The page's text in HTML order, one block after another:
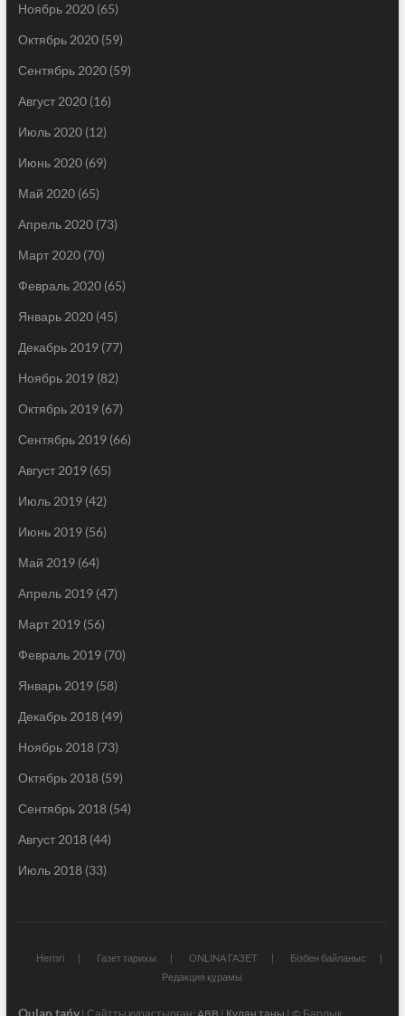
Ноябрь 2020(65)
Октябрь 2020(59)
Сентябрь 2020(59)
Август 2020(16)
Июль 2020(12)
Июнь 2020(69)
Май 2020(65)
Апрель 2020(73)
Март 2020(70)
Февраль 2020(65)
Январь 2020(45)
Декабрь 2019(77)
Ноябрь 2019(82)
Октябрь 2019(67)
Сентябрь 2019(66)
Август 2019(65)
Июль 2019(42)
Июнь 2019(56)
Май 2019(64)
Апрель 2019(47)
Март 2019(56)
Февраль 2019(70)
Январь 2019(58)
Декабрь 2018(49)
Ноябрь 2018(73)
Октябрь 2018(59)
Сентябрь 2018(54)
Август 2018(44)
Июль 2018(33)
Негізгі Газет тарихы ONLINA ГАЗЕТ
Бізбен байланыс
Редакция құрамы